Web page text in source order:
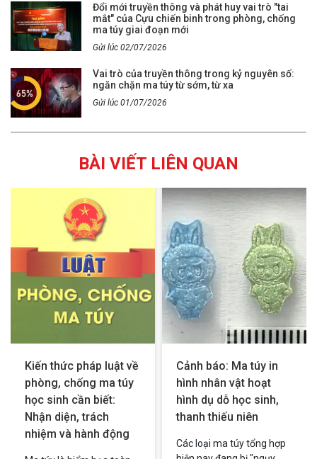
Đổi mới truyền thông và phát huy vai trò "tai
mắt" của Cựu chiến binh trong phòng, chống
ma túy giai đoạn mới
Gửi lúc 02/07/2026
Vai trò của truyền thông trong kỷ nguyên số:
ngăn chặn ma túy từ sớm, từ xa
Gửi lúc 01/07/2026
BÀI VIẾT LIÊN QUAN
Kiến thức pháp luật về
phòng, chống ma túy
học sinh cần biết:
Nhận diện, trách
nhiệm và hành động
Cảnh báo: Ma túy in
hình nhân vật hoạt
hình dụ dỗ học sinh,
thanh thiếu niên
Các loại ma túy tổng hợp